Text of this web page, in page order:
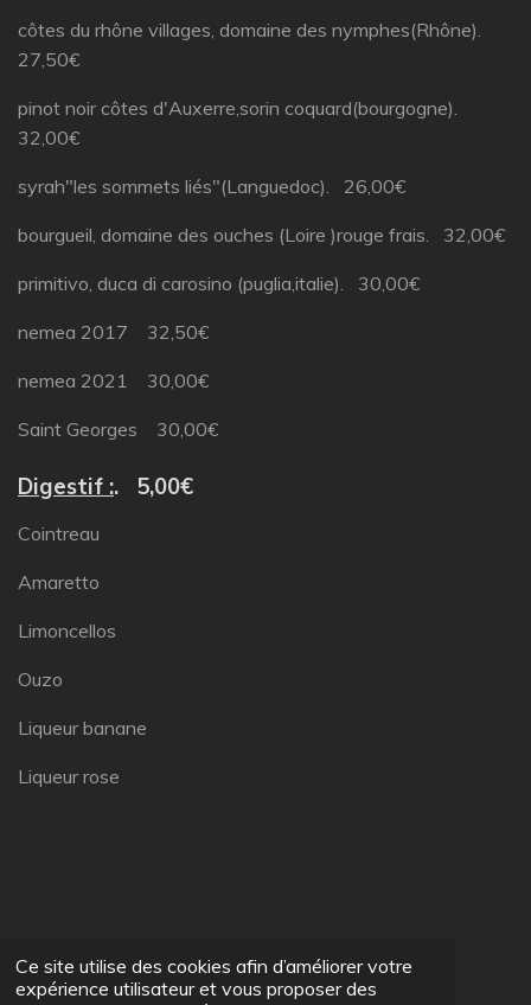
Ce site utilise des cookies afin d’améliorer votre
expérience utilisateur et vous proposer des
côtes du rhône villages, domaine des nymphes(Rhône).
27,50€
pinot noir côtes d'Auxerre,sorin coquard(bourgogne).
32,00€
syrah"les sommets liés"(Languedoc). 26,00€
bourgueil, domaine des ouches (Loire )rouge frais. 32,00€
primitivo, duca di carosino (puglia,italie). 30,00€
nemea 2017 32,50€
nemea 2021 30,00€
Saint Georges 30,00€
Digestif :. 5,00€
Cointreau
Amaretto
Limoncellos
Ouzo
Liqueur banane
Liqueur rose